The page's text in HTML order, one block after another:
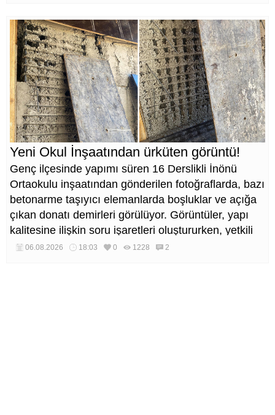
Yeni Okul İnşaatından ürküten görüntü!
Genç ilçesinde yapımı süren 16 Derslikli İnönü
Ortaokulu inşaatından gönderilen fotoğraflarda, bazı
betonarme taşıyıcı elemanlarda boşluklar ve açığa
çıkan donatı demirleri görülüyor. Görüntüler, yapı
kalitesine ilişkin soru işaretleri oluştururken, yetkili
kurumların teknik inceleme yapması çağrısı yapıldı.
06.08.2026 18:03 0 1228 2